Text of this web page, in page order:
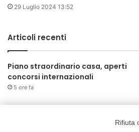
29 Luglio 2024 13:52
Articoli recenti
Piano straordinario casa, aperti
concorsi internazionali
5 ore fa
Rifiuta